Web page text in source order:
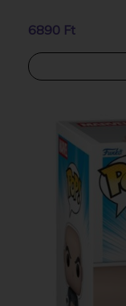
6890 Ft